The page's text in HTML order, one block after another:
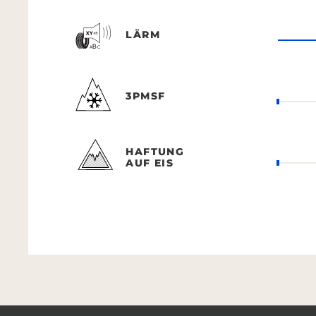
LÄRM
3PMSF
HAFTUNG
AUF EIS